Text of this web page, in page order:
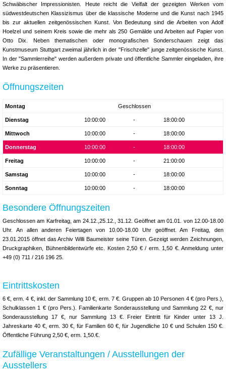
Schwäbischer Impressionisten. Heute reicht die Vielfalt der gezeigten Werken vom
südwestdeutschen Klassizismus über die klassische Moderne und die Kunst nach 1945
bis zur aktuellen zeitgenössischen Kunst. Von Bedeutung sind die Arbeiten von Adolf
Hoelzel und seinem Kreis sowie die mehr als 250 Gemälde und Arbeiten auf Papier von
Otto Dix. Neben thematischen oder monografischen Sonderschauen zeigt das
Kunstmuseum Stuttgart zweimal jährlich in der "Frischzelle" junge zeitgenössische Kunst.
In der "Sammlerreihe" werden außerdem private und öffentliche Sammler eingeladen, ihre
Werke zu präsentieren.
Öffnungszeiten
Montag Geschlossen
Dienstag 10:00:00 - 18:00:00
Mittwoch 10:00:00 - 18:00:00
Donnerstag 10:00:00 - 18:00:00
Freitag 10:00:00 - 21:00:00
Samstag 10:00:00 - 18:00:00
Sonntag 10:00:00 - 18:00:00
Besondere Öffnungszeiten
Geschlossen am Karfreitag, am 24.12.,25.12., 31.12. Geöffnet am 01.01. von 12.00-18.00
Uhr. An allen anderen Feiertagen von 10.00-18.00 Uhr geöffnet. Am Freitag, den
23.01.2015 öffnet das Archiv Willi Baumeister seine Türen. Gezeigt werden Zeichnungen,
Druckgraphiken, Bühnenbildentwürfe etc. Kosten 2,50 € / erm. 1,50 €. Anmeldung unter
+49 (0) 711 / 216 196 25.
Eintrittskosten
6 €, erm. 4 €, inkl. der Sammlung 10 €, erm. 7 €. Gruppen ab 10 Personen 4 € (pro Pers.),
Schulklassen 1 € (pro Pers.). Familienkarte Sonderausstellung und Sammlung 22 €, nur
Sonderausstellung 17 €, nur Sammlung 13 €. Freier Eintritt für Kinder unter 13 J.
Jahreskarte 40 €, erm. 30 €, für Familien 60 €, für Jugendliche 10 € und Schulen 150 €.
Öffentliche Führung 2,50 €, erm. 1,50.€.
Zufällige Veranstaltungen / Ausstellungen der
Ausstellers